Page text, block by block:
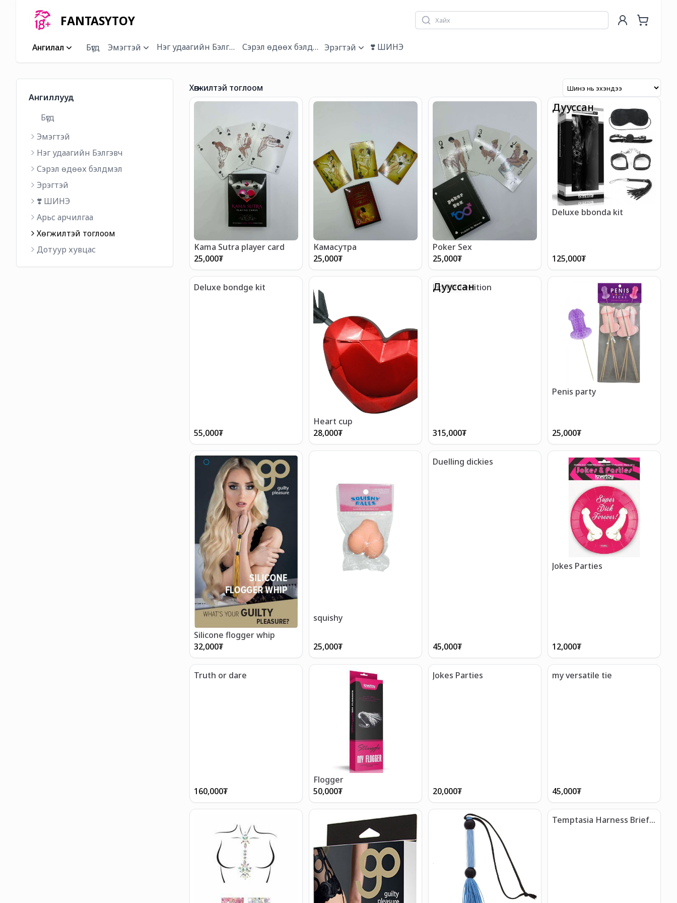
FANTASYTOY
Ангилал Бүгд Эмэгтэй Нэг удаагийн БэлгэвчСэрэл өдөөх бэлдмэлЭрэгтэй ❣️ ШИНЭ
Ангиллууд
Бүгд
Эмэгтэй
Нэг удаагийн Бэлгэвч
Сэрэл өдөөх бэлдмэл
Эрэгтэй
❣️ ШИНЭ
Арьс арчилгаа
Хөгжилтэй тоглоом
Дотуур хувцас
Хөгжилтэй тоглоом
Kama Sutra player card
25,000₮
Камасутра
25,000₮
Poker Sex
25,000₮
Дууссан
Deluxe bbonda kit
125,000₮
Deluxe bondge kit
55,000₮
Heart cup
28,000₮
Дууссан
Limited edition
315,000₮
Penis party
25,000₮
Silicone flogger whip
32,000₮
squishy
25,000₮
Duelling dickies
45,000₮
Jokes Parties
12,000₮
Truth or dare
160,000₮
Flogger
50,000₮
Jokes Parties
20,000₮
my versatile tie
45,000₮
Temptasia Harness Briefs